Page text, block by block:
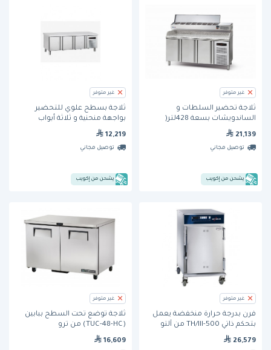
غير متوفر
ثلاجة تحضير السلطات و
الساندويشات بسعة 428لتر(
فاجور
21,139
توصيل مجاني
يشحن من إكويب
غير متوفر
ثلاجة بسطح علوي للتحضير
بواجهة منحنية و ثلاثة أبواب
12,219
توصيل مجاني
يشحن من إكويب
غير متوفر
فرن بدرجة حرارة منخفضة يعمل
بتحكم ذاتي 500-TH/III من آلتو
26,579
غير متوفر
ثلاجة تُوضع تحت السطح ببابين
(TUC-48-HC) من ترو
16,609